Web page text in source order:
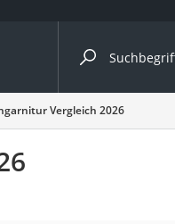
nach Kategorie
Vergleich 2026